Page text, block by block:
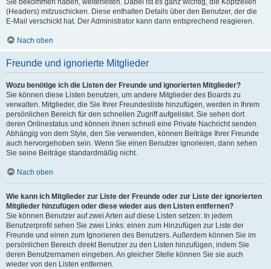
Sie bekommen haben, weiterleiten. Dabei ist es ganz wichtig, die Kopfzeilen
(Headers) mitzuschicken. Diese enthalten Details über den Benutzer, der die
E-Mail verschickt hat. Der Administrator kann dann entsprechend reagieren.
Nach oben
Freunde und ignorierte Mitglieder
Wozu benötige ich die Listen der Freunde und ignorierten Mitglieder?
Sie können diese Listen benutzen, um andere Mitglieder des Boards zu
verwalten. Mitglieder, die Sie Ihrer Freundesliste hinzufügen, werden in Ihrem
persönlichen Bereich für den schnellen Zugriff aufgelistet. Sie sehen dort
deren Onlinestatus und können ihnen schnell eine Private Nachricht senden.
Abhängig von dem Style, den Sie verwenden, können Beiträge Ihrer Freunde
auch hervorgehoben sein. Wenn Sie einen Benutzer ignorieren, dann sehen
Sie seine Beiträge standardmäßig nicht.
Nach oben
Wie kann ich Mitglieder zur Liste der Freunde oder zur Liste der ignorierten
Mitglieder hinzufügen oder diese wieder aus den Listen entfernen?
Sie können Benutzer auf zwei Arten auf diese Listen setzen: In jedem
Benutzerprofil sehen Sie zwei Links: einen zum Hinzufügen zur Liste der
Freunde und einen zum Ignorieren des Benutzers. Außerdem können Sie im
persönlichen Bereich direkt Benutzer zu den Listen hinzufügen, indem Sie
deren Benutzernamen eingeben. An gleicher Stelle können Sie sie auch
wieder von den Listen entfernen.